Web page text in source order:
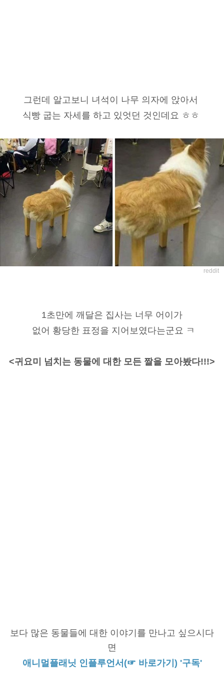
그런데 알고보니 녀석이 나무 의자에 앉아서
식빵 굽는 자세를 하고 있엇던 것인데요 ㅎㅎ
reddit
1초만에 깨달은 집사는 너무 어이가
없어 황당한 표정을 지어보였다는군요 ㅋ
<귀요미 넘치는 동물에 대한 모든 짤을 모아봤다!!!>
보다 많은 동물들에 대한 이야기를 만나고 싶으시다
면
애니멀플래닛 인플루언서(☞ 바로가기) '구독'